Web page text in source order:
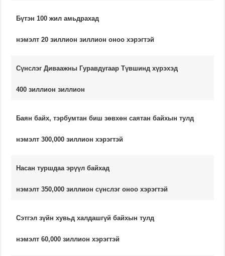
Бүтэн 100 жил амьдрахад
нэмэлт 20 зиллион зиллион оноо хэрэгтэй
Сүнслэг Диваажны Гуравдугаар Түвшинд хүрэхэд
400 зиллион зиллион
Баян байх, тэрбумтан биш зөвхөн саятан байхын тулд
нэмэлт 300,000 зиллион хэрэгтэй
Насан туршдаа эрүүл байхад
нэмэлт 350,000 зиллион сүнслэг оноо хэрэгтэй
Сэтгэл зүйн хувьд халдашгүй байхын тулд
нэмэлт 60,000 зиллион хэрэгтэй